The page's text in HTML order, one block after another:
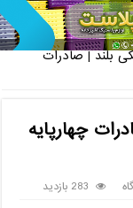
بلند | صادرات
چهارپایه
283 بازدید